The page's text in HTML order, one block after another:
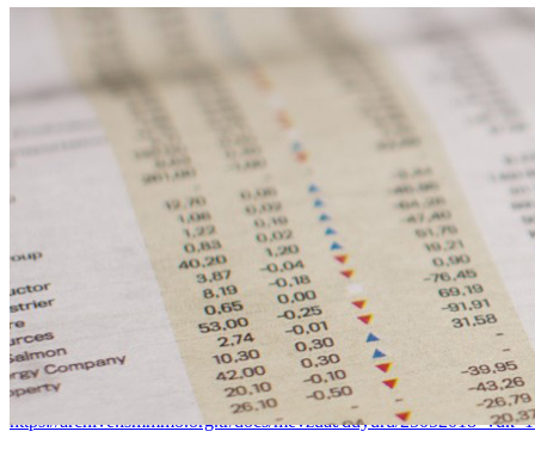
ŞUBAT/2018 Dönemine İlişkin e-Berat
Yükleme Süresi 08 Haziran 2018 Tarihine
Kadar Uzatıldı
Yayın Tarihi: 25 Mayıs 2018
Detay bilgiler:
https://archive.ismmmo.org.tr/docs/mevzuat/duyuru/